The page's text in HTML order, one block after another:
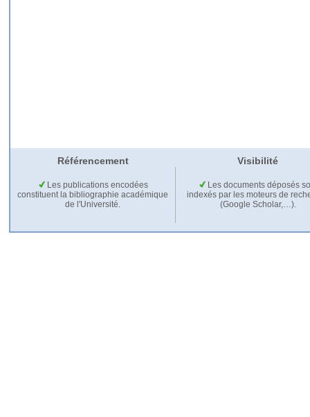
Référencement Visibilité
Les publications encodées
constituent la bibliographie académique
de l'Université.
Les documents déposés
indexés par les moteurs de
(Google Scholar,…).